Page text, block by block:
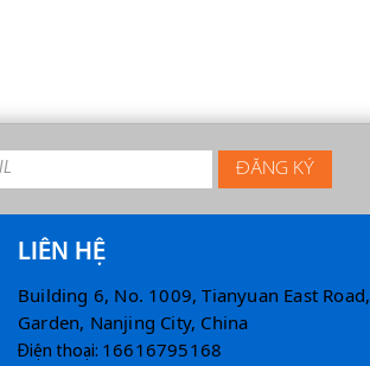
LIÊN HỆ
Building 6, No. 1009, Tianyuan East
Garden, Nanjing City, China
Điện thoại: 16616795168